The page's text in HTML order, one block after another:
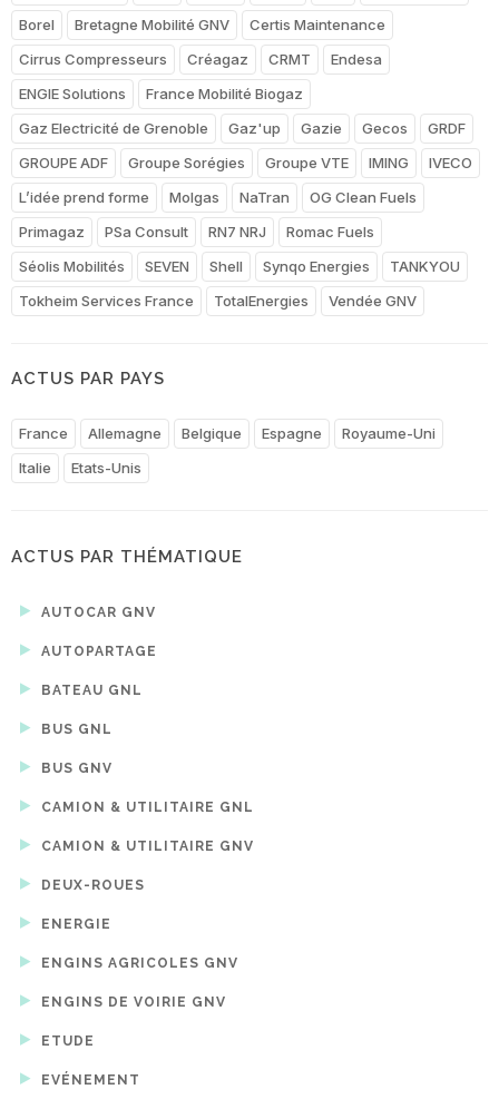
Borel
Bretagne Mobilité GNV
Certis Maintenance
Cirrus Compresseurs
Créagaz CRMT
Endesa
ENGIE Solutions
France Mobilité Biogaz
Gaz Electricité de Grenoble
Gaz'up Gazie Gecos
GRDF
GROUPE ADF
Groupe Sorégies Groupe VTE IMING
IVECO
L’idée prend forme
Molgas NaTran
OG Clean Fuels
Primagaz
PSa Consult RN7 NRJ
Romac Fuels
Séolis Mobilités
SEVEN Shell Synqo Energies
TANKYOU
Tokheim Services France
TotalEnergies Vendée GNV
ACTUS PAR PAYS
France Allemagne Belgique Espagne
Royaume-Uni
Italie
Etats-Unis
ACTUS PAR THÉMATIQUE
AUTOCAR GNV
AUTOPARTAGE
BATEAU GNL
BUS GNL
BUS GNV
CAMION & UTILITAIRE GNL
CAMION & UTILITAIRE GNV
DEUX-ROUES
ENERGIE
ENGINS AGRICOLES GNV
ENGINS DE VOIRIE GNV
ETUDE
EVÉNEMENT